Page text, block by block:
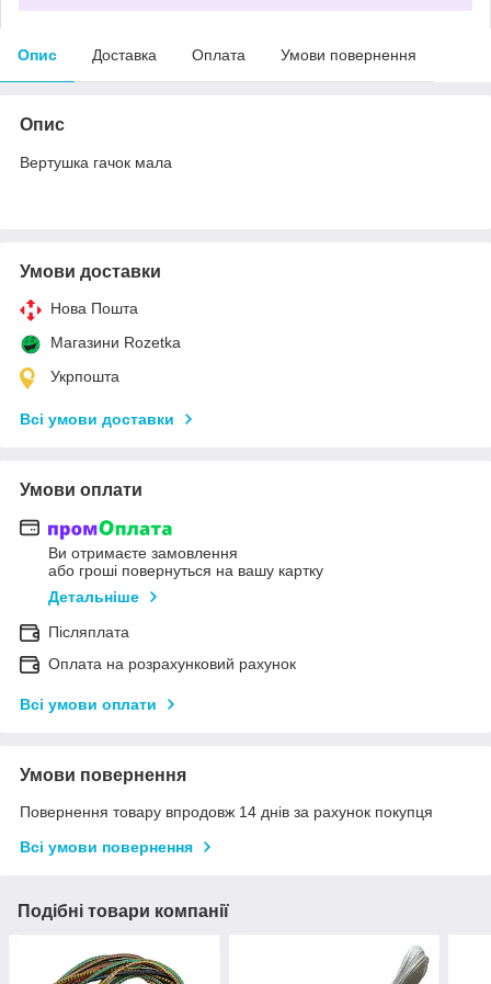
Опис Доставка Оплата Умови повернення
Опис
Вертушка гачок мала
Умови доставки
Нова Пошта
Магазини Rozetka
Укрпошта
Всі умови доставки
Умови оплати
Ви отримаєте замовлення
або гроші повернуться на вашу картку
Детальніше
Післяплата
Оплата на розрахунковий рахунок
Всі умови оплати
Умови повернення
Повернення товару впродовж 14 днів за рахунок покупця
Всі умови повернення
Подібні товари компанії